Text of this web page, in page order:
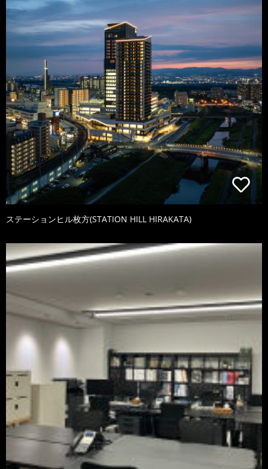
ステーションヒル枚方(STATION HILL HIRAKATA)